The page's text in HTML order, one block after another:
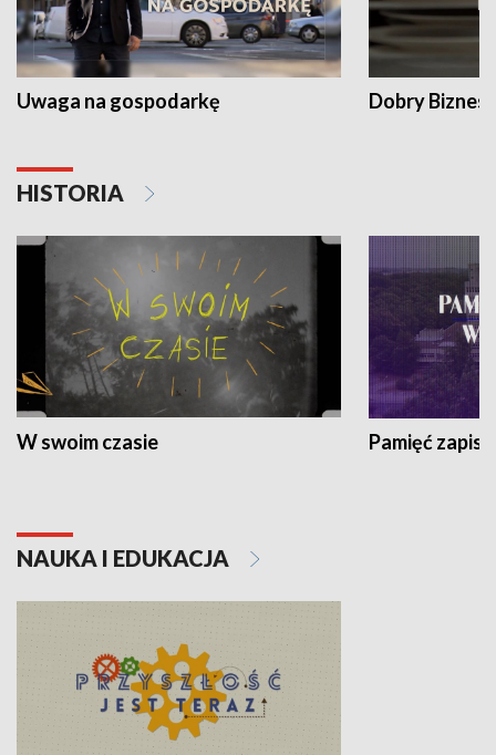
Uwaga na gospodarkę Dobry Biznes
HISTORIA
W swoim czasie Pamięć
NAUKA I EDUKACJA